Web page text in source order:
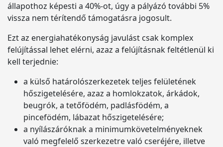
állapothoz képesti a 40%-ot, úgy a pályázó további 5%
vissza nem térítendő támogatásra jogosult.
Ezt az energiahatékonyság javulást csak komplex
felújítással lehet elérni, azaz a felújításnak feltétlenül ki
kell terjednie:
a külső határolószerkezetek teljes felületének
hőszigetelésére, azaz a homlokzatok, árkádok,
beugrók, a tetőfödém, padlásfödém, a
pincefödém, lábazat hőszigetelésére;
a nyílászáróknak a minimumkövetelményeknek
való megfelelő szerkezetre való cseréjére, illetve